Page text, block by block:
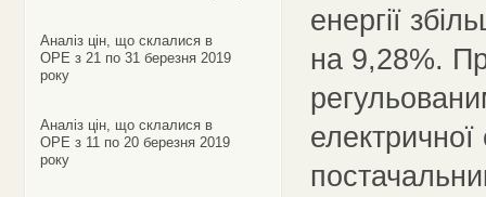
Аналіз цін, що склалися в
ОРЕ з 21 по 31 березня 2019
року
Аналіз цін, що склалися в
ОРЕ з 11 по 20 березня 2019
року
енергії
на 9,28%.